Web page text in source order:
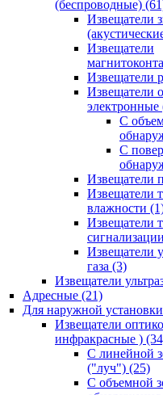
(беспроводные)
Извещатели
Извещатели
Извещатели
Извещатели
электронные
С
С
Извещатели
Извещатели
влажности
Извещатели
сигнализации
Извещатели
газа (3)
Извещатели
Адресные (21)
Для наружной
Извещатели
инфракрасные )
С линейной
("луч") (25)
С объемной